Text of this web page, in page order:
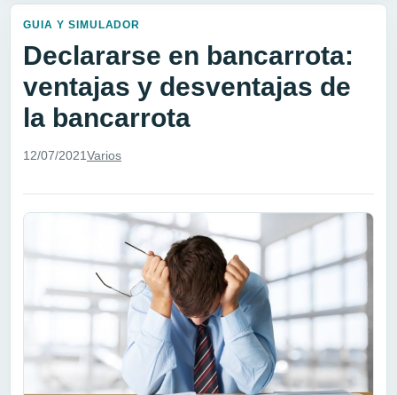
GUIA Y SIMULADOR
Declararse en bancarrota:
ventajas y desventajas de
la bancarrota
12/07/2021Varios